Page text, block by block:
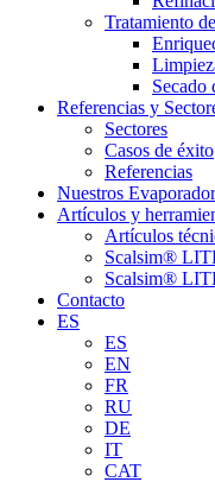
Tratamiento
Secado
Referencias y
Sectores
Casos de éxito
Referencias
Nuestros
Artículos y
Artículos
Scalsim®
Scalsim®
Contacto
ES
ES
EN
FR
RU
DE
IT
CAT